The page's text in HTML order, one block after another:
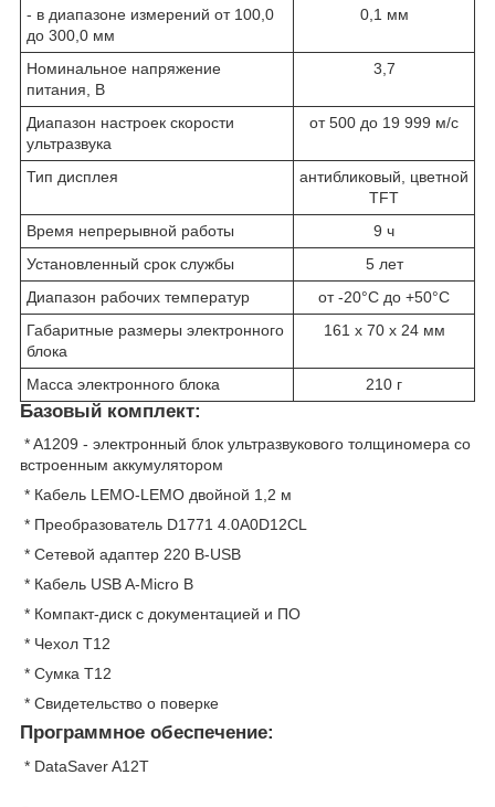
- в диапазоне измерений от 100,0
до 300,0 мм
0,1 мм
Номинальное напряжение
питания, В
3,7
Диапазон настроек скоpости
yльтpазвyка
от 500 до 19 999 м/с
Тип дисплея
антибликовый, цветной
TFT
Время непрерывной работы
9 ч
Установленный срок службы
5 лет
Диапазон рабочих температур
от -20°С до +50°С
Габаритные размеры электpонного
блока
161 х 70 х 24 мм
Масса электронного блока 210 г
Базовый комплект:
* A1209 - электронный блок ультразвукового толщиномера со
встроенным аккумулятором
* Кабель LEMO-LEMO двойной 1,2 м
* Преобразователь D1771 4.0A0D12CL
* Сетевой адаптер 220 В-USB
* Кабель USB A-Micro B
* Компакт-диск с документацией и ПО
* Чехол Т12
* Сумка Т12
* Свидетельство о поверке
Программное обеспечение:
* DataSaver A12T